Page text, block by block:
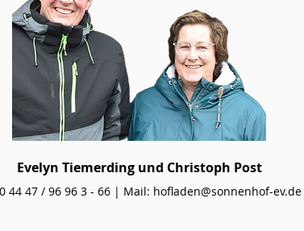
Evelyn Tiemerding und Christoph Post
44 47 / 96 96 3 - 66 | Mail: hofladen@sonnenhof-ev.de